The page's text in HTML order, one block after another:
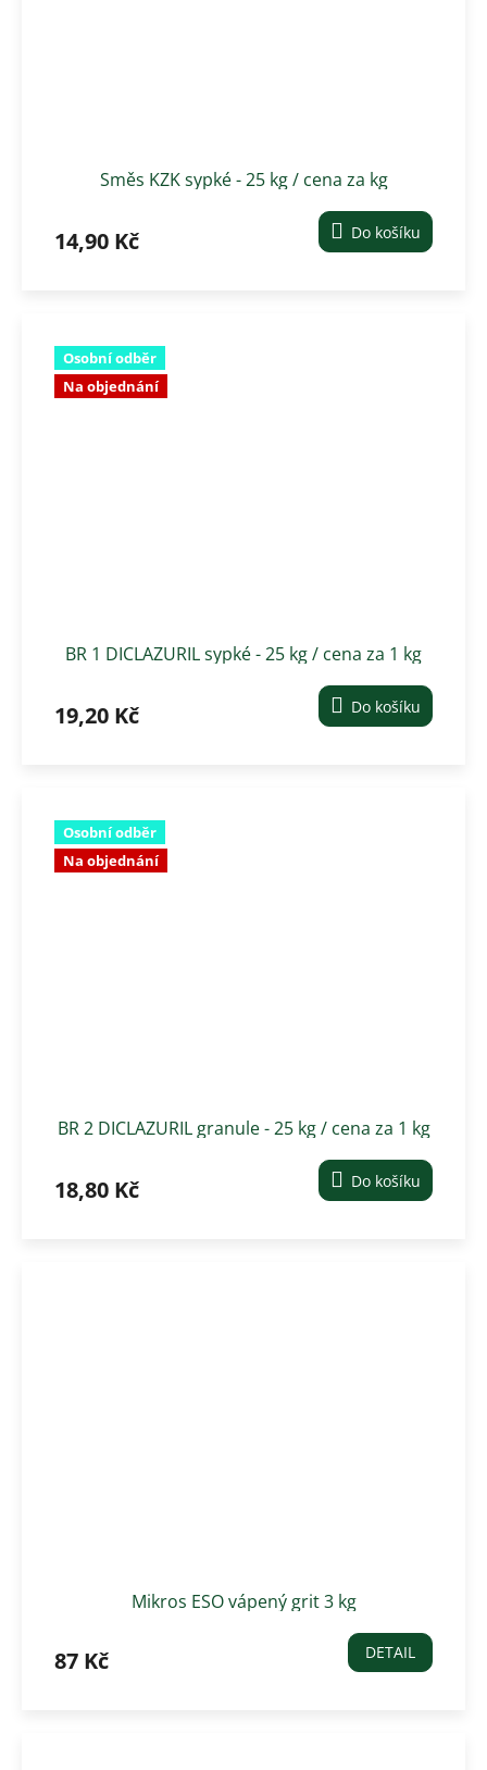
Směs KZK sypké - 25 kg / cena za kg
14,90 Kč Do košíku
Osobní odběr
Na objednání
BR 1 DICLAZURIL sypké - 25 kg / cena za 1 kg
19,20 Kč Do košíku
Osobní odběr
Na objednání
BR 2 DICLAZURIL granule - 25 kg / cena za 1 kg
18,80 Kč Do košíku
Mikros ESO vápený grit 3 kg
87 Kč DETAIL